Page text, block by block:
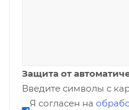
Защита от
Введите символы с
Я согласен на